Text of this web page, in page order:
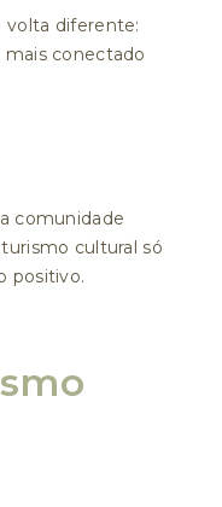
volta diferente:
mais conectado
comunidade
cultural só
positivo.